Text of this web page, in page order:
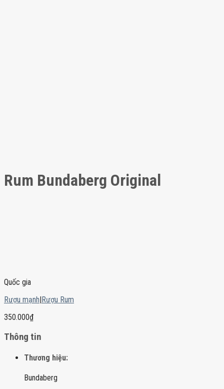
Rum Bundaberg Original
Quốc gia
Rượu mạnh|Rượu Rum
350.000₫
Thông tin
Thương hiệu:
Bundaberg